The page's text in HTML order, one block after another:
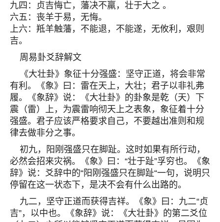
九四：贞吉悔亡，藩决不羸，壮于大之 。
六五：丧羊于易，无悔。
上六：羝羊触藩，不能退，不能遂，无攸利，艰则
吉。
周易卦爻辞解文
《大壮卦》象征十分强盛：坚守正道，将会非常
有利。《象》曰：雷在天上，大壮；君子以非礼弗
履。《象辞》说：《大壮卦》的卦象是乾（天）下
震（雷）上，为震雷响彻天上之表象，象征着十分
强盛。君子应该严格要求自己，不要越出准则和规
律去做非分之事。
初九，阳刚强盛只在脚趾。这时如果有所行动，
必然会招来灾祸。《象》曰：“壮于趾”孚穷也。《象
辞》说：爻辞中的“阳刚强盛只在脚趾“一句，说明只
停留在这一状态下，是决不会有什么出路的。
九二，坚守正道而获得吉祥。《象》曰：九二“贞
吉”，以中也。《象辞》说：《大壮卦》的第二爻位